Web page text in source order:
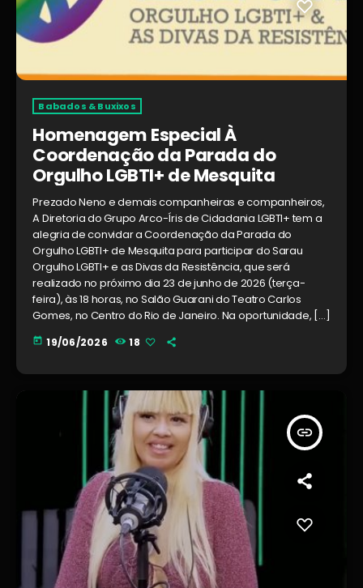
Babados & Buxixos
Homenagem Especial À
Coordenação da Parada do
Orgulho LGBTI+ de Mesquita
Prezado Neno e demais companheiras e companheiros,
A Diretoria do Grupo Arco-Íris de Cidadania LGBTI+ tem a
alegria de convidar a Coordenação da Parada do
Orgulho LGBTI+ de Mesquita para participar do Sarau
Orgulho LGBTI+ e as Divas da Resistência, que será
realizado no próximo dia 23 de junho de 2026 (terça-
feira), às 18 horas, no Salão Guarani do Teatro Carlos
Gomes, no Centro do Rio de Janeiro. Na oportunidade, […]
today 19/06/2026 18
insert_link